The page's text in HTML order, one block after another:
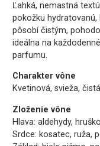
Ľahká, nemastná
pokožku
pôsobí čistým,
ideálna na
parfumu.
Charakter vône
Kvetinová, svieža,
Zloženie vône
Hlava: aldehydy,
Srdce: kosatec, ruža,